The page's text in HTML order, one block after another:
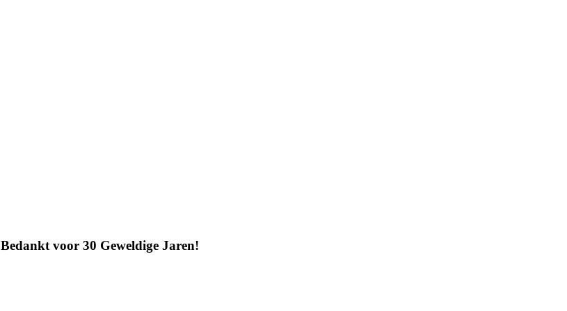
Bedankt voor 30 Geweldige Jaren!